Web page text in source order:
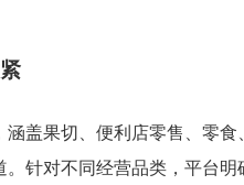
盖果切、便利店零售、零食
针对不同经营品类，平台明